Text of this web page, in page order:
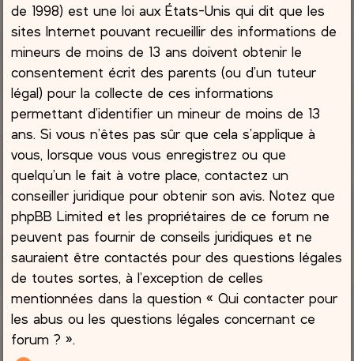
de 1998) est une loi aux États-Unis qui dit que les
sites Internet pouvant recueillir des informations de
mineurs de moins de 13 ans doivent obtenir le
consentement écrit des parents (ou d’un tuteur
légal) pour la collecte de ces informations
permettant d’identifier un mineur de moins de 13
ans. Si vous n’êtes pas sûr que cela s’applique à
vous, lorsque vous vous enregistrez ou que
quelqu’un le fait à votre place, contactez un
conseiller juridique pour obtenir son avis. Notez que
phpBB Limited et les propriétaires de ce forum ne
peuvent pas fournir de conseils juridiques et ne
sauraient être contactés pour des questions légales
de toutes sortes, à l’exception de celles
mentionnées dans la question « Qui contacter pour
les abus ou les questions légales concernant ce
forum ? ».